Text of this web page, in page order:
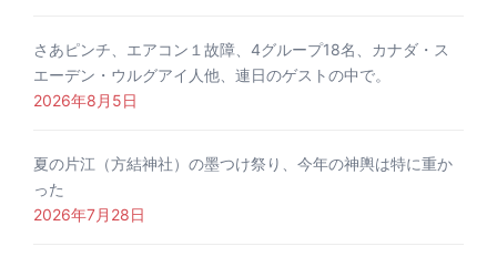
さあピンチ、エアコン１故障、4グループ18名、カナダ・ス
エーデン・ウルグアイ人他、連日のゲストの中で。
2026年8月5日
夏の片江（方結神社）の墨つけ祭り、今年の神輿は特に重か
った
2026年7月28日